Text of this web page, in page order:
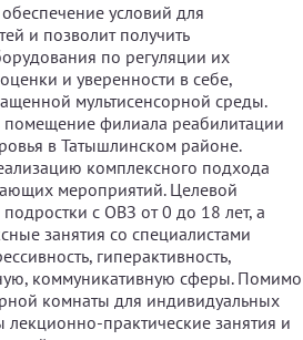
условий для
и позволит получить
по регуляции их
и уверенности в себе,
мультисенсорной среды.
филиала реабилитации
в Татышлинском районе.
комплексного подхода
мероприятий. Целевой
с ОВЗ от 0 до 18 лет, а
занятия со специалистами
гиперактивность,
коммуникативную сферы. Помимо
комнаты для индивидуальных
практические занятия и